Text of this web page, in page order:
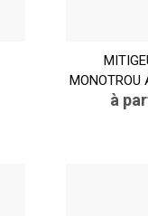
MONOTROU
à